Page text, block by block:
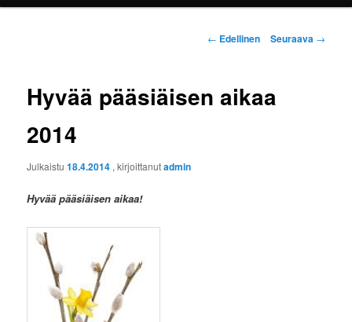
Artikkelien
← Edellinen Seuraava →
Hyvää pääsiäisen aikaa
2014
Julkaistu18.4.2014 , kirjoittanutadmin
Hyvää pääsiäisen aikaa!